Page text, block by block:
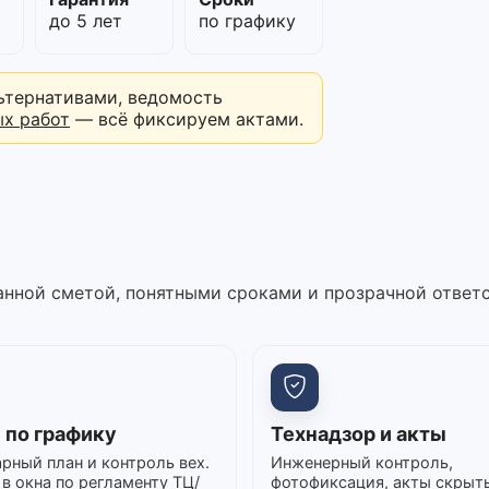
до 5 лет
по графику
ведомость
работ — всё фиксируем актами.
сметой, понятными сроками и прозрачной
графику
план и контроль вех.
окна по регламенту ТЦ/
Технадзор и акты
Инженерный контроль,
фотофиксация, акты